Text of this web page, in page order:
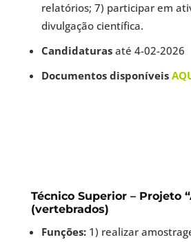
relatórios; 7) participar em
divulgação científica.
Candidaturasaté 4-02-2026
Documentos disponíveis
Técnico Superior – Projeto
(vertebrados)
Funções:1) realizar